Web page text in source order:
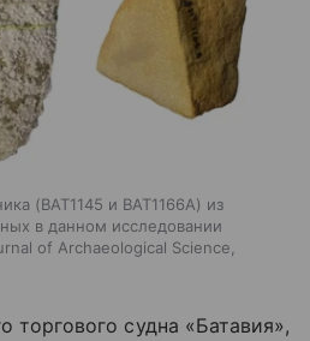
(BAT1145 и BAT1166A) из
в данном исследовании
of Archaeological Science,
торгового судна «Батавия»,